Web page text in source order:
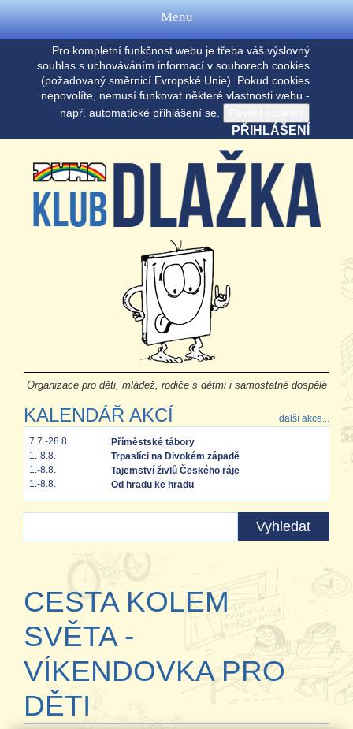
Pro kompletní funkčnost webu je třeba váš výslovný
souhlas s uchováváním informací v souborech cookies
(požadovaný směrnicí Evropské Unie). Pokud cookies
nepovolíte, nemusí funkovat některé vlastnosti webu -
např. automatické přihlášení se.
PŘIHLÁŠENÍ
Organizace pro děti, mládež, rodiče s dětmi i samostatné dospělé
KALENDÁŘ AKCÍ další akce...
7.7.-28.8.
Příměstské tábory
1.-8.8.
Trpaslíci na Divokém západě
1.-8.8.
Tajemství živlů Českého ráje
1.-8.8.
Od hradu ke hradu
CESTA KOLEM
SVĚTA -
VÍKENDOVKA PRO
DĚTI